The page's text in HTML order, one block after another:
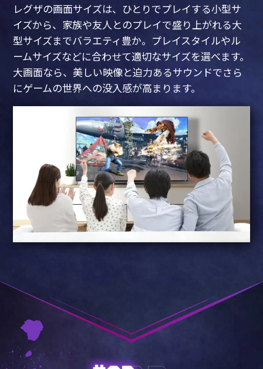
レグザの画面サイズは、ひとりでプレイする小型サ
イズから、 家族や友人とのプレイで盛り上がれる大
型サイズまでバラエティ豊か。 プレイスタイルやル
ームサイズなどに合わせて適切なサイズを選べます。
大画面なら、美しい映像と迫力あるサウンドでさら
にゲームの世界への没入感が高まります。